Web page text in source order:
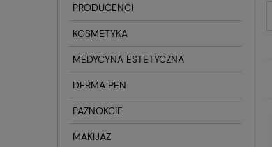
PRODUCENCI
KOSMETYKA
MEDYCYNA ESTETYCZNA
DERMA PEN
PAZNOKCIE
MAKIJAŻ